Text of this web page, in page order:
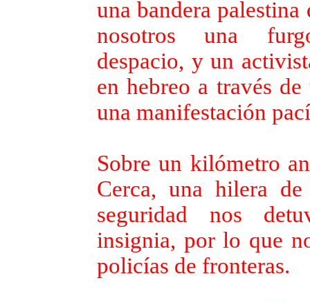
una bandera
nosotros una
despacio, y un
en hebreo a través
una manifestación
Sobre un kilómetro
Cerca, una hilera
seguridad nos
insignia, por lo que
policías de fronteras.